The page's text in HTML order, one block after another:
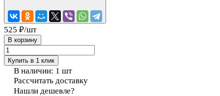
525 ₽/шт
В корзину
Купить в 1 клик
В наличии: 1 шт
Рассчитать доставку
Нашли дешевле?